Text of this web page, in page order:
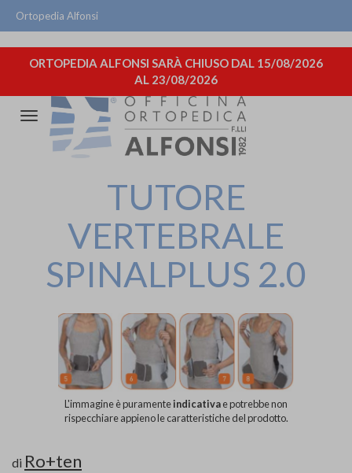
Ortopedia Alfonsi
ORTOPEDIA ALFONSI SARÀ CHIUSO DAL 15/08/2026
AL 23/08/2026
Attiva/disattiva
navigazione
TUTORE
VERTEBRALE
SPINALPLUS 2.0
L'immagine è puramenteindicativae potrebbe non
rispecchiare appieno le caratteristiche del prodotto.
di Ro+ten